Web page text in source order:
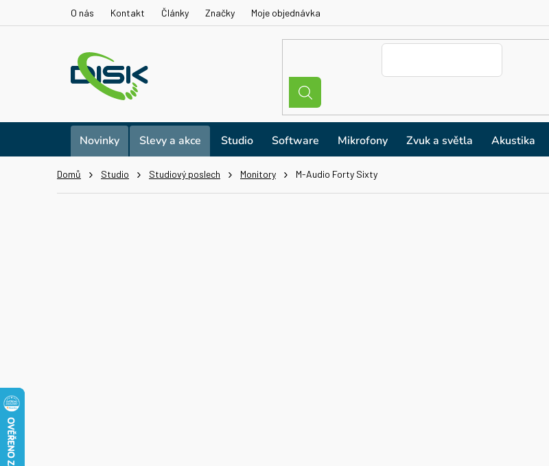
O nás Kontakt Články Značky Moje objednávka
Novinky Slevy a akce Studio Software Mikrofony Zvuk a světla Akustika
Domů Studio Studiový poslech Monitory M-Audio Forty Sixty